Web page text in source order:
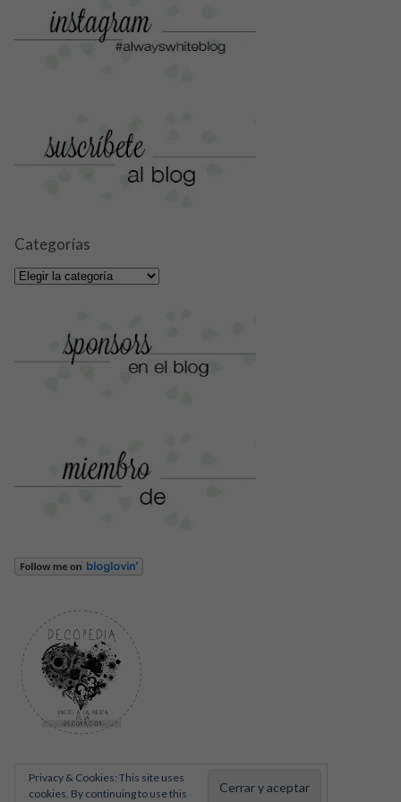
Categorías
Categorías
Privacy & Cookies: This site uses
cookies. By continuing to use this